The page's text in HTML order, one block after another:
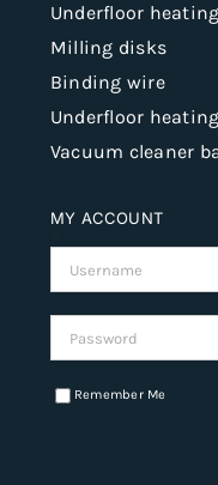
Underfloor
Milling disks
Binding wire
Underfloor
Vacuum cleaner
MY ACCOUNT
Username:
Password:
Remember Me